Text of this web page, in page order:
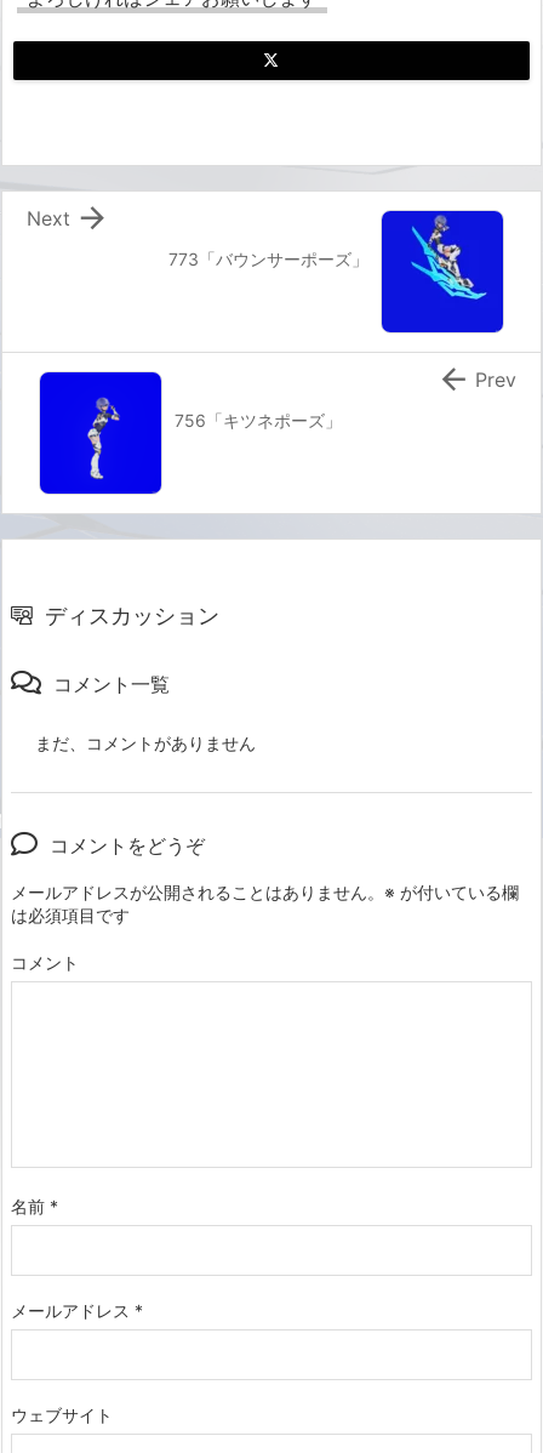
773「バウンサーポーズ」

Next
756「キツネポーズ」
 Prev
ディスカッション
コメント一覧
まだ、コメントがありません
コメントをどうぞ
メールアドレスが公開されることはありません。 ※ が付いている欄
は必須項目です
コメント
名前 *
メールアドレス *
ウェブサイト